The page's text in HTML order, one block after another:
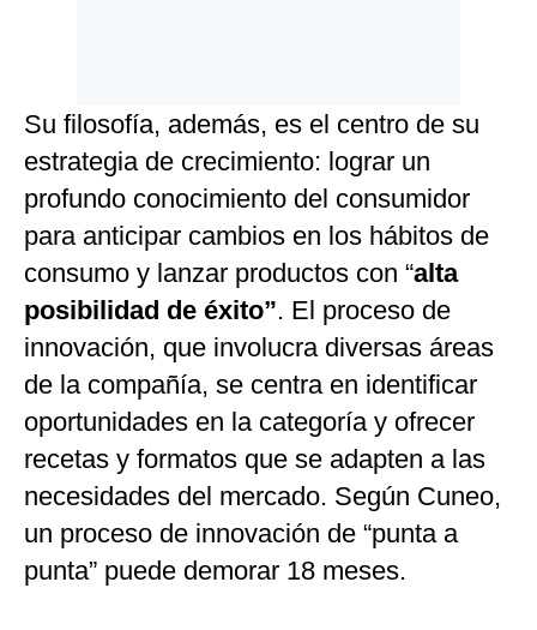
Su filosofía, además, es el centro de su
estrategia de crecimiento: lograr un
profundo conocimiento del consumidor
para anticipar cambios en los hábitos de
consumo y lanzar productos con “alta
posibilidad de éxito”. El proceso de
innovación, que involucra diversas áreas
de la compañía, se centra en identificar
oportunidades en la categoría y ofrecer
recetas y formatos que se adapten a las
necesidades del mercado. Según Cuneo,
un proceso de innovación de “punta a
punta” puede demorar 18 meses.